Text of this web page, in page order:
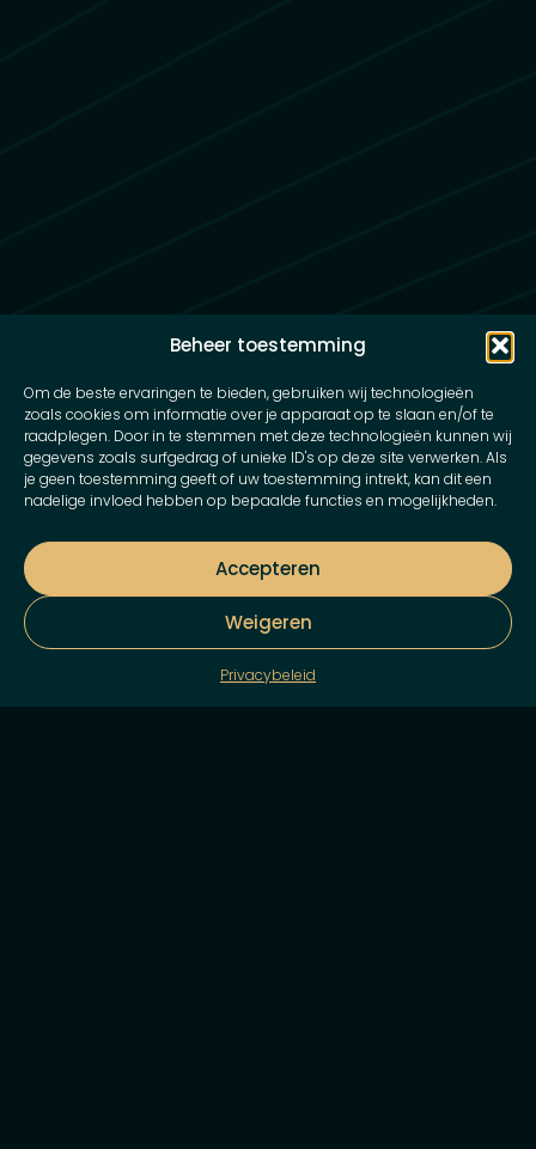
Beheer toestemming
Om de beste ervaringen te bieden, gebruiken wij technologieën
zoals cookies om informatie over je apparaat op te slaan en/of te
raadplegen. Door in te stemmen met deze technologieën kunnen wij
gegevens zoals surfgedrag of unieke ID's op deze site verwerken. Als
je geen toestemming geeft of uw toestemming intrekt, kan dit een
nadelige invloed hebben op bepaalde functies en mogelijkheden.
Accepteren
Weigeren
Privacybeleid